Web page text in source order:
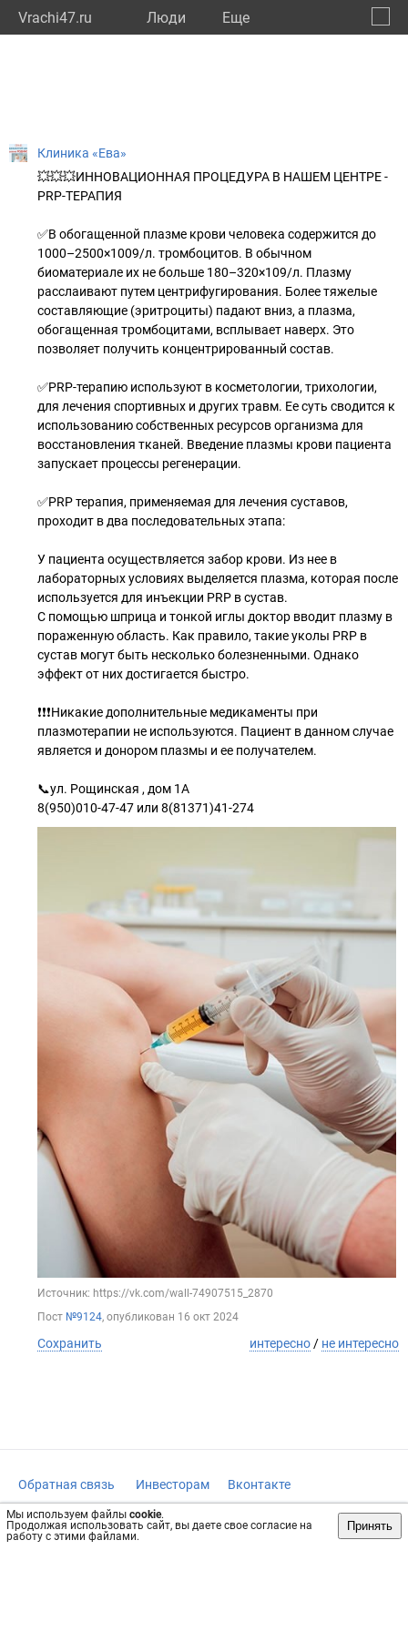
Vrachi47.ru Люди Eще
Мы используем файлы cookie.
Продолжая использовать сайт, вы даете свое согласие на
работу с этими файлами.
Принять
Клиника «Ева»
💥💥💥ИННОВАЦИОННАЯ ПРОЦЕДУРА В НАШЕМ ЦЕНТРЕ -
PRP-ТЕРАПИЯ
✅В обогащенной плазме крови человека содержится до
1000–2500×1009/л. тромбоцитов. В обычном
биоматериале их не больше 180–320×109/л. Плазму
расслаивают путем центрифугирования. Более тяжелые
составляющие (эритроциты) падают вниз, а плазма,
обогащенная тромбоцитами, всплывает наверх. Это
позволяет получить концентрированный состав.
✅PRP-терапию используют в косметологии, трихологии,
для лечения спортивных и других травм. Ее суть сводится к
использованию собственных ресурсов организма для
восстановления тканей. Введение плазмы крови пациента
запускает процессы регенерации.
✅PRP терапия, применяемая для лечения суставов,
проходит в два последовательных этапа:
У пациента осуществляется забор крови. Из нее в
лабораторных условиях выделяется плазма, которая после
используется для инъекции PRP в сустав.
С помощью шприца и тонкой иглы доктор вводит плазму в
пораженную область. Как правило, такие уколы PRP в
сустав могут быть несколько болезненными. Однако
эффект от них достигается быстро.
❗❗❗Никакие дополнительные медикаменты при
плазмотерапии не используются. Пациент в данном случае
является и донором плазмы и ее получателем.
📞ул. Рощинская , дом 1А
8(950)010-47-47 или 8(81371)41-274
Источник: https://vk.com/wall-74907515_2870
Пост №9124, опубликован 16 окт 2024
Сохранить интересно / не интересно
Обратная связь Инвесторам
Вконтакте
vrachi47.ru, 2019-2026 гг.
Имеются противопоказания, требуется консультация
специалиста. Информация, представленная на сайте, не